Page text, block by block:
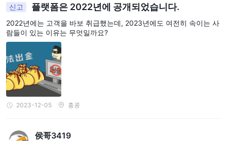
신고 플랫폼은 2022년에 공개되었습니다.
2022년에는 고객을 바보 취급했는데, 2023년에도 여전히 속이는 사
람들이 있는 이유는 무엇일까요?
2023-12-05 홍콩
侯哥3419